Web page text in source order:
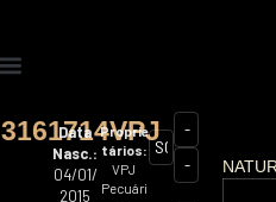
3161714VPJ
Data
Nasc.:
04/01/
2015
Proprie
tários:
VPJ
Pecuári
SOMETHING
889Y2
-
-